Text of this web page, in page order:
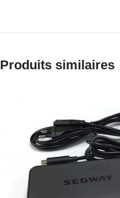
Produits similaires